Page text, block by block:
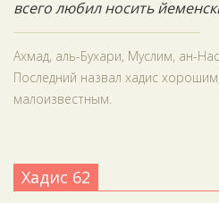
всего любил носить
Ахмад, аль-Бухари, Муслим, ан-
Последний назвал хадис
малоизвестным.
Хадис 62